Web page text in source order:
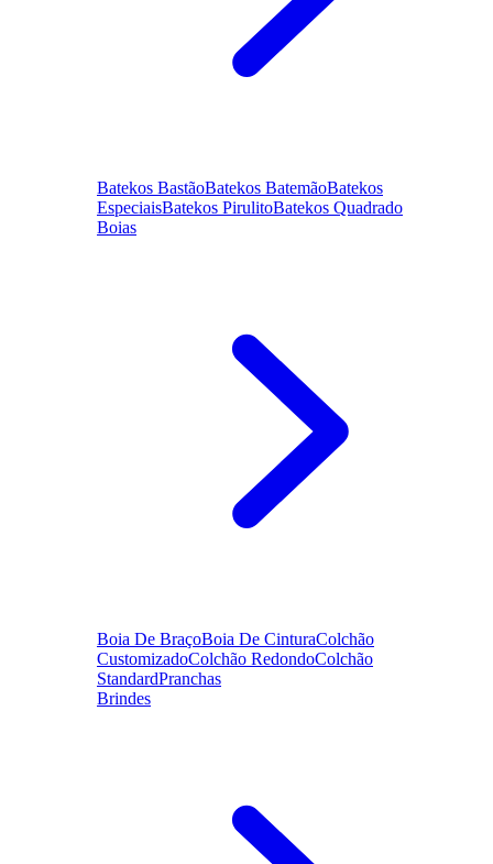
Batekos BastãoBatekos BatemãoBatekos
EspeciaisBatekos PirulitoBatekos Quadrado
Boias
Boia De BraçoBoia De CinturaColchão
CustomizadoColchão RedondoColchão
StandardPranchas
Brindes